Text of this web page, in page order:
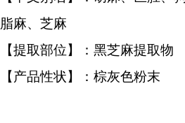
脂麻、芝麻
【提取部位】：黑芝麻提取物
【产品性状】：棕灰色粉末